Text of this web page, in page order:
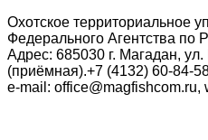
Охотское территориальное
Федерального Агентства по
Адрес: 685030 г. Магадан, ул.
(приёмная).+7 (4132) 60-84-
e-mail: office@magfishcom.ru,